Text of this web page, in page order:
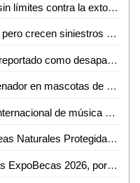
San Luis Potosí coordina trabajo sin límites contra la extorsión
Disminuyen incendios por lluvias, pero crecen siniestros en viviendas de SLP: Bomberos
Encuentran en Tamuín a hombre reportado como desaparecido en Tamasopo
Aumentan casos de gusano barrenador en mascotas de Ciudad Valles
Este lunes inició el 5º encuentro internacional de música de cámara
SEGAM analiza cinco nuevas Áreas Naturales Protegidas para frenar la deforestación en San Luis Potosí
¿Descuentos de 60%? Conoce las ExpoBecas 2026, por primera vez en Ciudad Valles